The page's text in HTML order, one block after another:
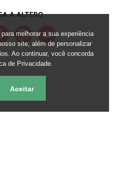
A ALTERO
melhorar a sua experiência
site, além de personalizar
Ao continuar, você concorda
de Privacidade.
Aceitar